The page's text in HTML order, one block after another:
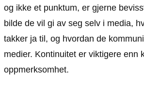
og ikke et punktum, er gjerne
bilde de vil gi av seg selv i media,
takker ja til, og hvordan de
medier. Kontinuitet er viktigere enn
oppmerksomhet.